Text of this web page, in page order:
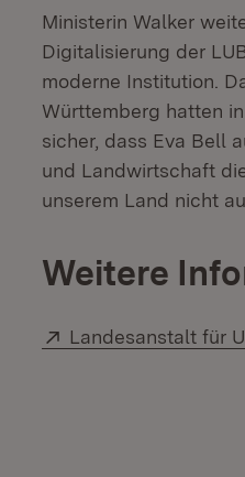
Ministerin Walker
Digitalisierung der
moderne Institution.
Württemberg hatten
sicher, dass Eva Bell
und Landwirtschaft
unserem Land nicht
Weitere
Extern:
Landesanstalt für